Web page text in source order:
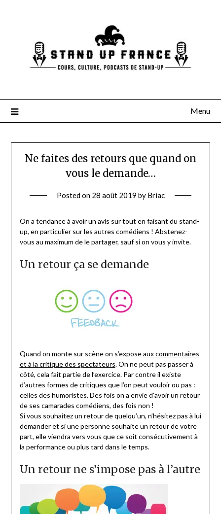
Menu
Ne faites des retours que quand on
vous le demande…
Posted on 28 août 2019 by Briac
On a tendance à avoir un avis sur tout en faisant du stand-
up, en particulier sur les autres comédiens ! Abstenez-
vous au maximum de le partager, sauf si on vous y invite.
Un retour ça se demande
Quand on monte sur scène on s’exposeaux commentaires
et à la critique des spectateurs. On ne peut pas passer à
côté, cela fait partie de l’exercice. Par contre il existe
d’autres formes de critiques que l’on peut vouloir ou pas :
celles des humoristes. Des fois on a envie d’avoir un retour
de ses camarades comédiens, des fois non !
Si vous souhaitez un retour de quelqu’un, n’hésitez pas à lui
demander et si une personne souhaite un retour de votre
part, elle viendra vers vous que ce soit consécutivement à
la performance ou plus tard dans le temps.
Un retour ne s’impose pas à l’autre